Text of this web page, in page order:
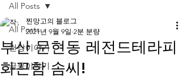
All Posts
건강이야기
금융이야기
All Posts
부산 문현동 레전드테라피
화끈함 솜씨!
찐망고의 블로그
2021년 9월 9일 2분 분량